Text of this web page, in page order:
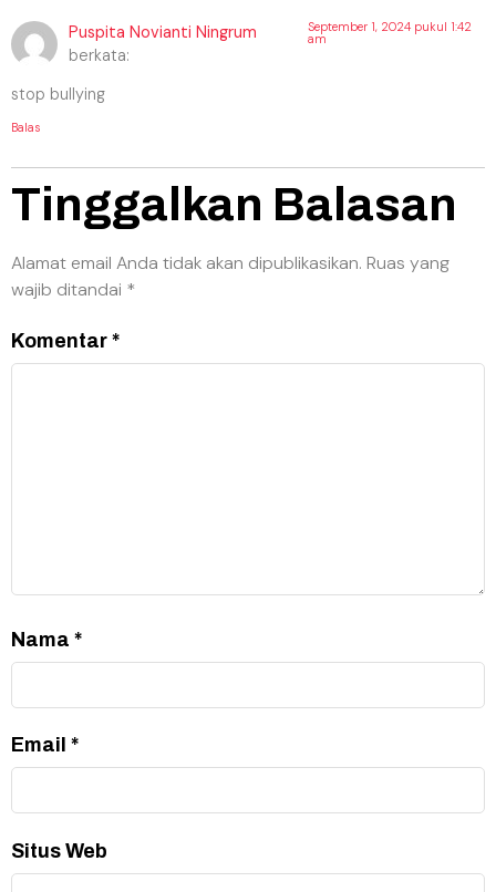
Puspita Novianti Ningrum
berkata:
September 1, 2024 pukul 1:42
am
stop bullying
Balas
Tinggalkan Balasan
Alamat email Anda tidak akan dipublikasikan. Ruas yang
wajib ditandai *
Komentar *
Nama *
Email *
Situs Web